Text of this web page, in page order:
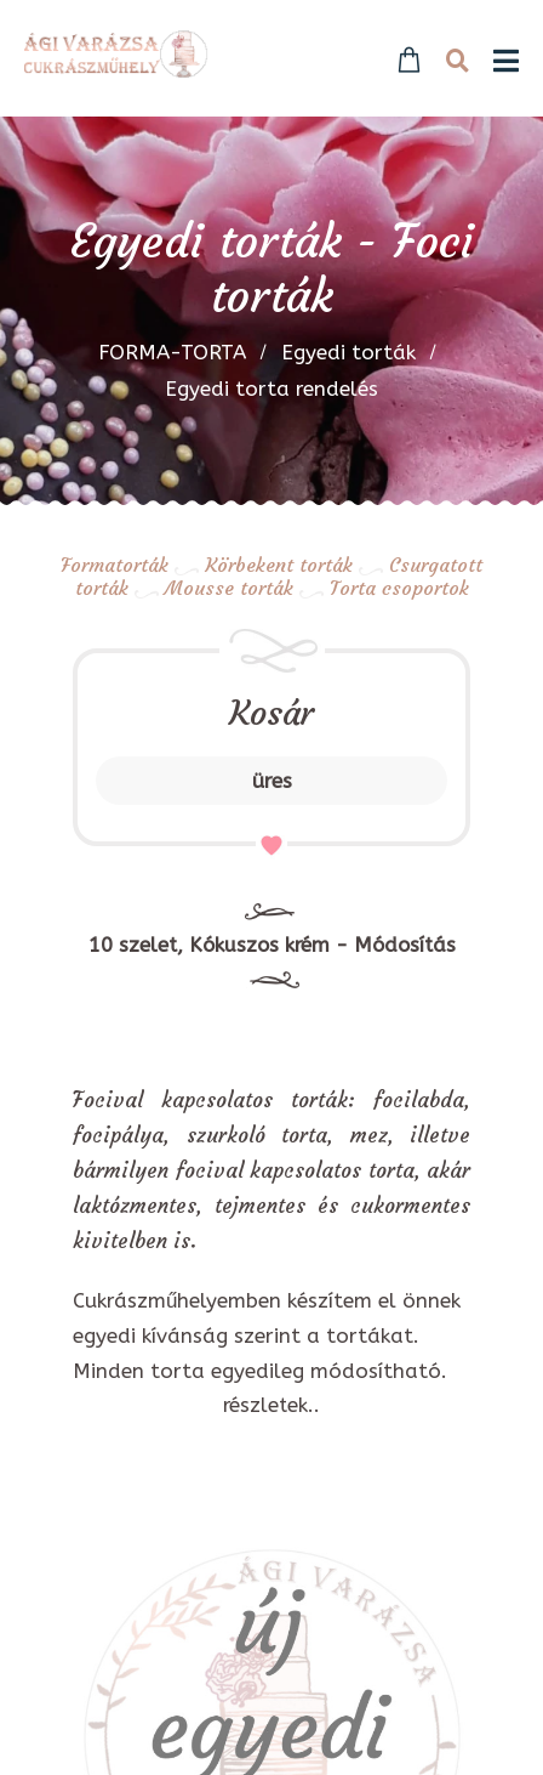
Egyedi torták - Foci
torták
FORMA-TORTA
Egyedi torták
Egyedi torta rendelés
Formatorták Körbekent torták
Csurgatott
torták
Mousse torták Torta csoportok
Kosár
üres
10 szelet, Kókuszos krém - Módosítás
Focival kapcsolatos torták: focilabda,
focipálya, szurkoló torta, mez, illetve
bármilyen focival kapcsolatos torta, akár
laktózmentes, tejmentes és cukormentes
kivitelben is.
Cukrászműhelyemben készítem el önnek
egyedi kívánság szerint a tortákat.
Minden torta egyedileg módosítható.
részletek..